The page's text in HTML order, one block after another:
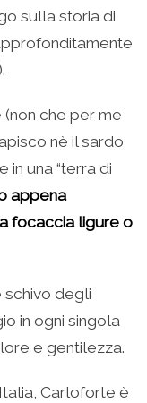
sulla storia di
).
che per me
nè il sardo
in una “terra di
appena
focaccia ligure o
schivo degli
in ogni singola
e gentilezza.
Carloforte è